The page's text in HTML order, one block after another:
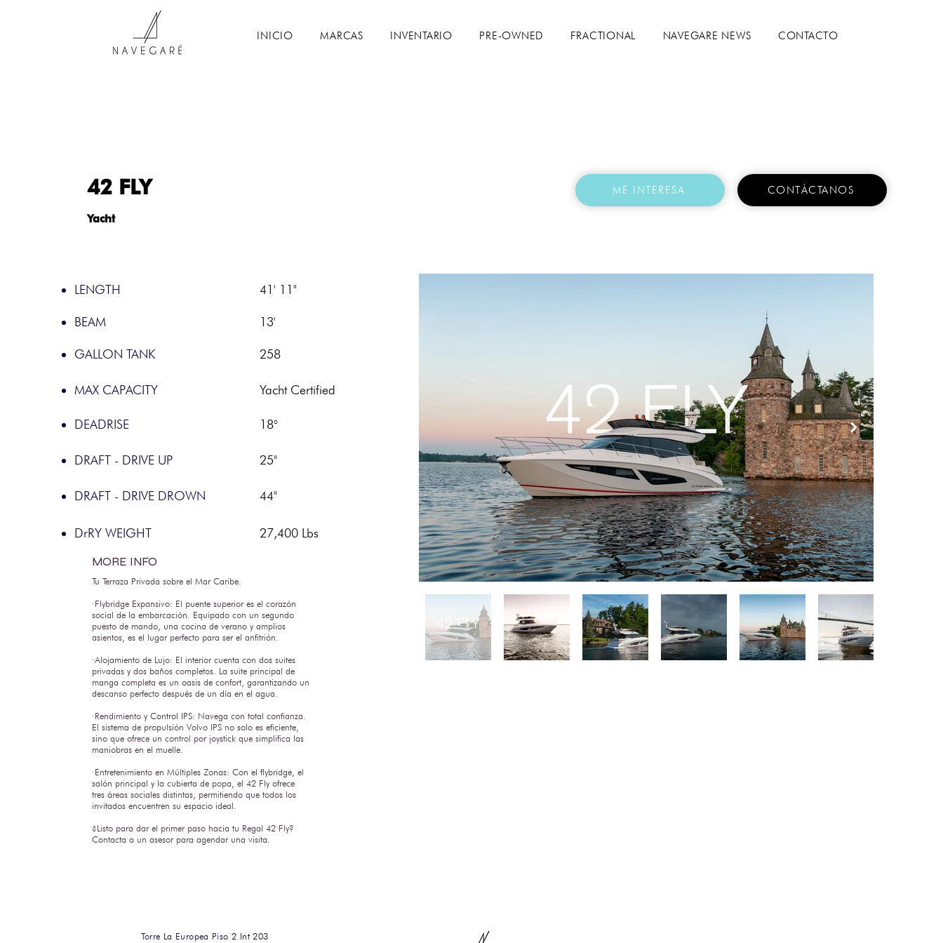
INICIO MARCAS INVENTARIO PRE-OWNED FRACTIONAL NAVEGARE NEWS CONTACTO
42 FLY ME INTERESA CONTÁCTANOS
Yacht
LENGTH
BEAM
GALLON TANK
MAX CAPACITY
DEADRISE
DRAFT - DRIVE UP
DRAFT - DRIVE DROWN
DrRY WEIGHT
41' 11"
13'
258
Yacht Certified
18°
25"
44"
27,400 Lbs
MORE INFO
Tu Terraza Privada sobre el Mar Caribe.
·Flybridge Expansivo: El puente superior es el corazón
social de la embarcación. Equipado con un segundo
puesto de mando, una cocina de verano y amplios
asientos, es el lugar perfecto para ser el anfitrión.
·Alojamiento de Lujo: El interior cuenta con dos suites
privadas y dos baños completos. La suite principal de
manga completa es un oasis de confort, garantizando un
descanso perfecto después de un día en el agua.
·Rendimiento y Control IPS: Navega con total confianza.
El sistema de propulsión Volvo IPS no solo es eficiente,
sino que ofrece un control por joystick que simplifica las
maniobras en el muelle.
·Entretenimiento en Múltiples Zonas: Con el flybridge, el
salón principal y la cubierta de popa, el 42 Fly ofrece
tres áreas sociales distintas, permitiendo que todos los
invitados encuentren su espacio ideal.
¿Listo para dar el primer paso hacia tu Regal 42 Fly?
Contacta a un asesor para agendar una visita.
Torre La Europea Piso 2 Int 203